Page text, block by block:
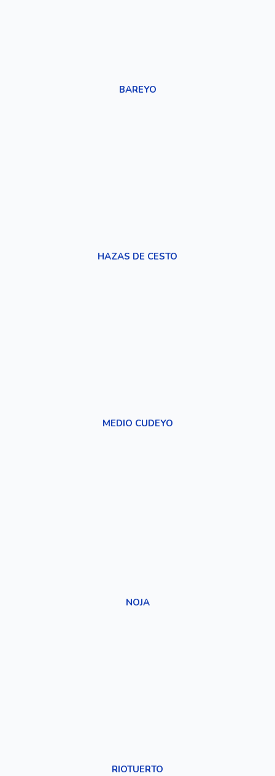
BAREYO
HAZAS DE CESTO
MEDIO CUDEYO
NOJA
RIOTUERTO